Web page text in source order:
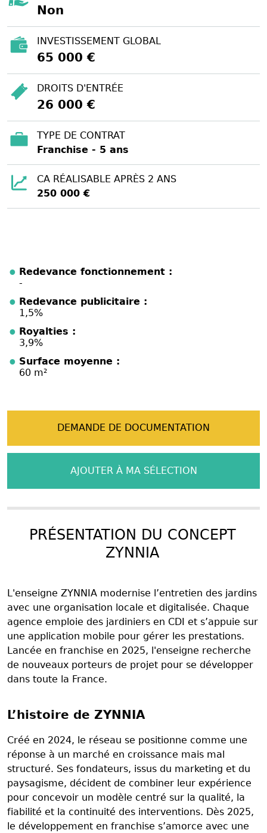
Non
INVESTISSEMENT GLOBAL
65 000 €
DROITS D'ENTRÉE
26 000 €
TYPE DE CONTRAT
Franchise - 5 ans
CA RÉALISABLE APRÈS 2 ANS
250 000 €
Redevance fonctionnement :
-
Redevance publicitaire :
1,5%
Royalties :
3,9%
Surface moyenne :
60 m²
DEMANDE DE DOCUMENTATION
AJOUTER À MA SÉLECTION
PRÉSENTATION DU CONCEPT
ZYNNIA
L'enseigne ZYNNIA modernise l’entretien des jardins
avec une organisation locale et digitalisée. Chaque
agence emploie des jardiniers en CDI et s’appuie sur
une application mobile pour gérer les prestations.
Lancée en franchise en 2025, l'enseigne recherche
de nouveaux porteurs de projet pour se développer
dans toute la France.
L’histoire de ZYNNIA
Créé en 2024, le réseau se positionne comme une
réponse à un marché en croissance mais mal
structuré. Ses fondateurs, issus du marketing et du
paysagisme, décident de combiner leur expérience
pour concevoir un modèle centré sur la qualité, la
fiabilité et la continuité des interventions. Dès 2025,
le développement en franchise s’amorce avec une